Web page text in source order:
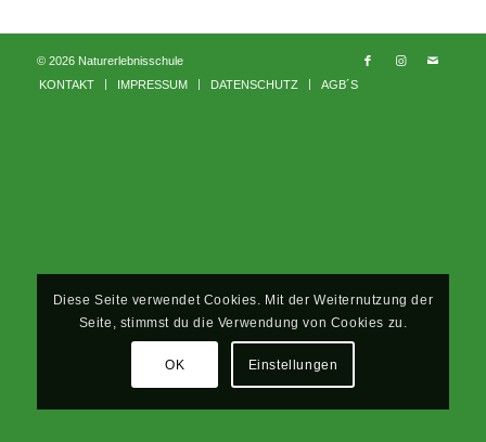
© 2026 Naturerlebnisschule
KONTAKT
IMPRESSUM DATENSCHUTZ AGB´S
Diese Seite verwendet Cookies. Mit der Weiternutzung der
Seite, stimmst du die Verwendung von Cookies zu.
OK Einstellungen